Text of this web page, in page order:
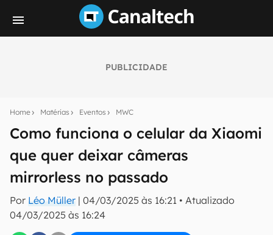
PUBLICIDADE
Home Matérias Eventos MWC
Como funciona o celular da Xiaomi
que quer deixar câmeras
mirrorless no passado
Por Léo Müller | 04/03/2025 às 16:21 • Atualizado
04/03/2025 às 16:24
notícias e reviews sobre tecnologia em primeira
E-mail
inscreva-se